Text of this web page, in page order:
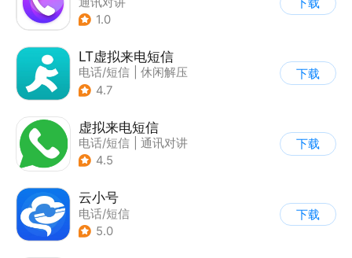
1.0
下载
LT虚拟来电短信
电话/短信
休闲解压
4.7
下载
虚拟来电短信
电话/短信
通讯对讲
4.5
下载
云小号
电话/短信
5.0
下载